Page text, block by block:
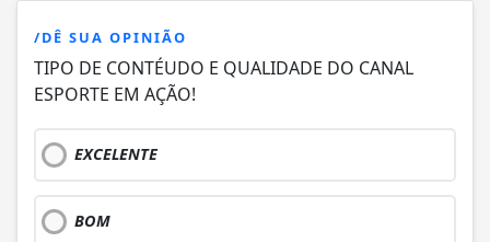
/DÊ SUA OPINIÃO
TIPO DE CONTÉUDO E QUALIDADE DO CANAL
ESPORTE EM AÇÃO!
EXCELENTE
BOM